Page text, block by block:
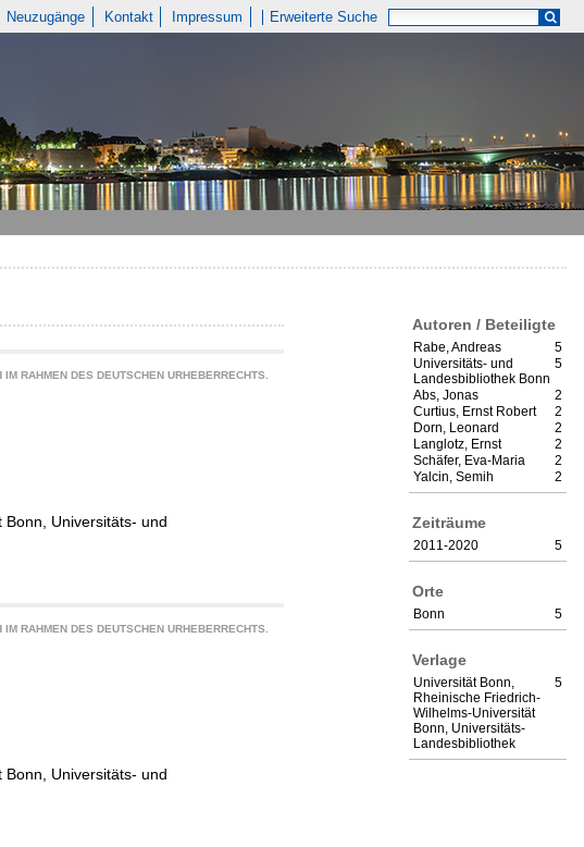
Neuzugänge Kontakt Impressum Erweiterte Suche
Autoren / Beteiligte
5
Rabe, Andreas
5
Universitäts- und
Landesbibliothek Bonn
2
Abs, Jonas
2
Curtius, Ernst Robert
2
Dorn, Leonard
2
Langlotz, Ernst
2
Schäfer, Eva-Maria
2
Yalcin, Semih
Zeiträume
5
2011-2020
Orte
5
Bonn
Verlage
5
Universität Bonn,
Rheinische Friedrich-
Wilhelms-Universität
Bonn, Universitäts-
Landesbibliothek
RAHMEN DES DEUTSCHEN URHEBERRECHTS.
Universitäts- und
RAHMEN DES DEUTSCHEN URHEBERRECHTS.
Universitäts- und